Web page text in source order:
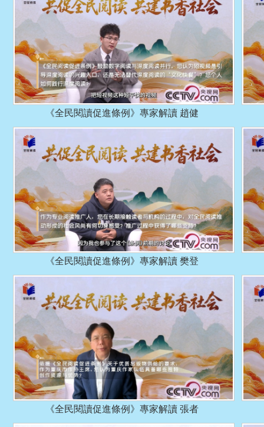
《全民閱讀促進條例》專家解讀 趙健
《全民閱讀促進條例》專家解讀 樊登
《全民閱讀促進條例》專家解讀 張者